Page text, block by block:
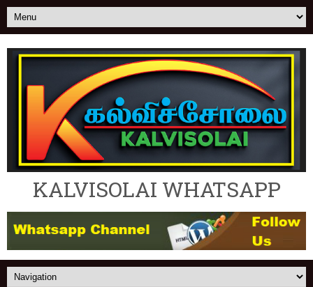
KALVISOLAI WHATSAPP